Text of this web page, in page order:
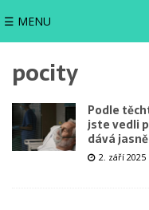
☰ MENU
pocity
Podle
jste vedli
dává
2. září 2025